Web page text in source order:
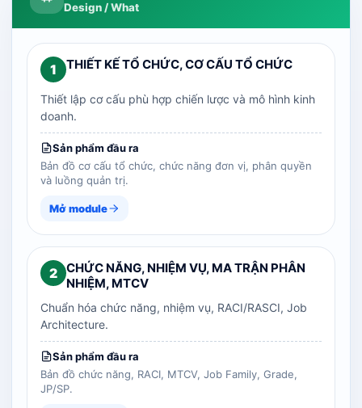
Design / What
1 THIẾT KẾ TỔ CHỨC, CƠ CẤU TỔ CHỨC
Thiết lập cơ cấu phù hợp chiến lược và mô hình kinh
doanh.
Sản phẩm đầu ra
Bản đồ cơ cấu tổ chức, chức năng đơn vị, phân quyền
và luồng quản trị.
Mở module
2 CHỨC NĂNG, NHIỆM VỤ, MA TRẬN PHÂN
NHIỆM, MTCV
Chuẩn hóa chức năng, nhiệm vụ, RACI/RASCI, Job
Architecture.
Sản phẩm đầu ra
Bản đồ chức năng, RACI, MTCV, Job Family, Grade,
JP/SP.